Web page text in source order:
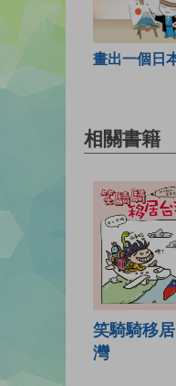
畫出一個日
相關書籍
笑騎騎移
灣